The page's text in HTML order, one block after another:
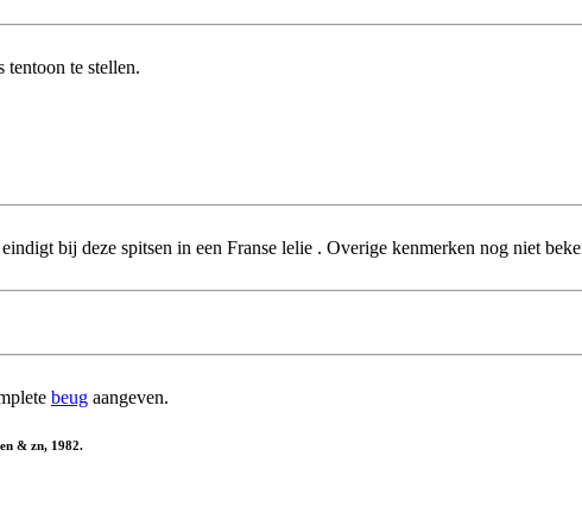
te stellen.
eindigt bij deze spitsen in een Franse lelie . Overige kenmerken nog niet
beug aangeven.
& zn, 1982.